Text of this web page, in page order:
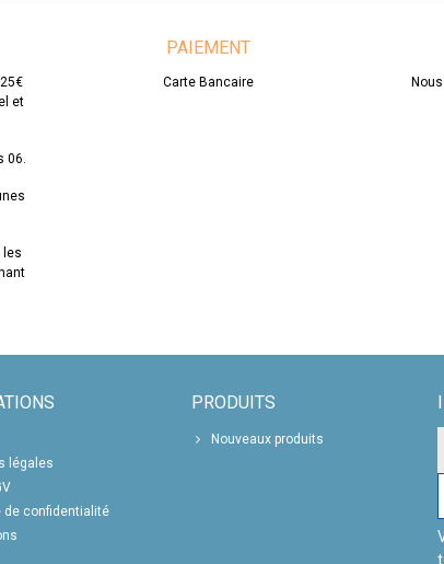
des lampes de haute qualité pour leur travail. Les produits de la
et
06.
les
PAIEMENT
Carte Bancaire
légales
de confidentialité
PRODUITS
Nouveaux produits